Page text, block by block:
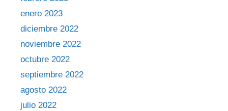
enero 2023
diciembre 2022
noviembre 2022
octubre 2022
septiembre 2022
agosto 2022
julio 2022